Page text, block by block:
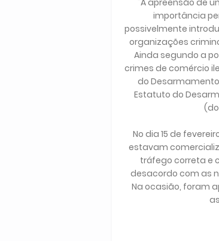
"A apreensão de
importância
possivelmente
organizações
Ainda segundo a
crimes de comércio
do
Estatuto do
No dia 15 de
estavam
tráfego correta e
desacordo com as
Na ocasião, foram